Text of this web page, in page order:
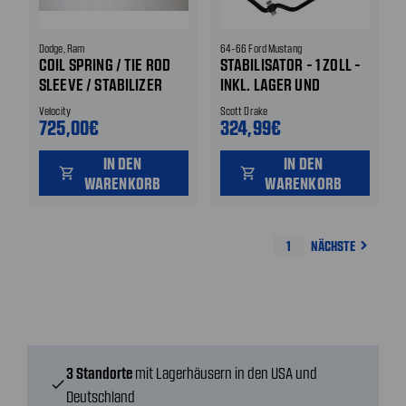
Dodge, Ram
COIL SPRING / TIE ROD
SLEEVE / STABILIZER
BAR KIT VORNE
Velocity
725,00€
shopping_cart
IN DEN
WARENKORB
64-66 Ford Mustang
STABILISATOR - 1 ZOLL -
INKL. LAGER UND
KOPPELSTANGEN VORNE
Scott Drake
324,99€
shopping_cart
IN DEN
WARENKORB
1 NÄCHSTE navigate_next
check
3 Standorte mit Lagerhäusern in den USA und
Deutschland